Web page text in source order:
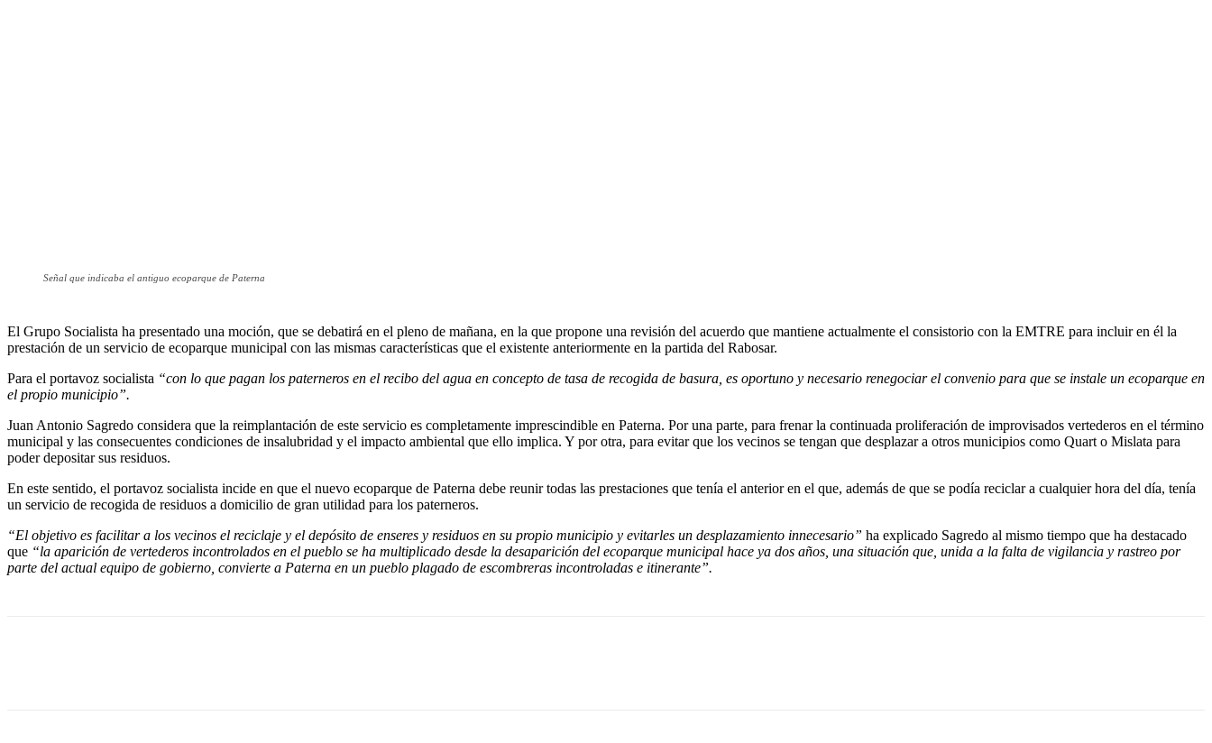
Señal que indicaba el antiguo ecoparque de Paterna
El Grupo Socialista ha presentado una moción, que se debatirá en el pleno de mañana, en la que propone una revisión del acuerdo que mantiene actualmente el consistorio con la EMTRE para incluir en él la
prestación de un servicio de ecoparque municipal con las mismas características que el existente anteriormente en la partida del Rabosar.
Para el portavoz socialista “con lo que pagan los paterneros en el recibo del agua en concepto de tasa de recogida de basura, es oportuno y necesario renegociar el convenio para que se instale un ecoparque en
el propio municipio”.
Juan Antonio Sagredo considera que la reimplantación de este servicio es completamente imprescindible en Paterna. Por una parte, para frenar la continuada proliferación de improvisados vertederos en el término
municipal y las consecuentes condiciones de insalubridad y el impacto ambiental que ello implica. Y por otra, para evitar que los vecinos se tengan que desplazar a otros municipios como Quart o Mislata para
poder depositar sus residuos.
En este sentido, el portavoz socialista incide en que el nuevo ecoparque de Paterna debe reunir todas las prestaciones que tenía el anterior en el que, además de que se podía reciclar a cualquier hora del día, tenía
un servicio de recogida de residuos a domicilio de gran utilidad para los paterneros.
“El objetivo es facilitar a los vecinos el reciclaje y el depósito de enseres y residuos en su propio municipio y evitarles un desplazamiento innecesario” ha explicado Sagredo al mismo tiempo que ha destacado
que “la aparición de vertederos incontrolados en el pueblo se ha multiplicado desde la desaparición del ecoparque municipal hace ya dos años, una situación que, unida a la falta de vigilancia y rastreo por
parte del actual equipo de gobierno, convierte a Paterna en un pueblo plagado de escombreras incontroladas e itinerante”.